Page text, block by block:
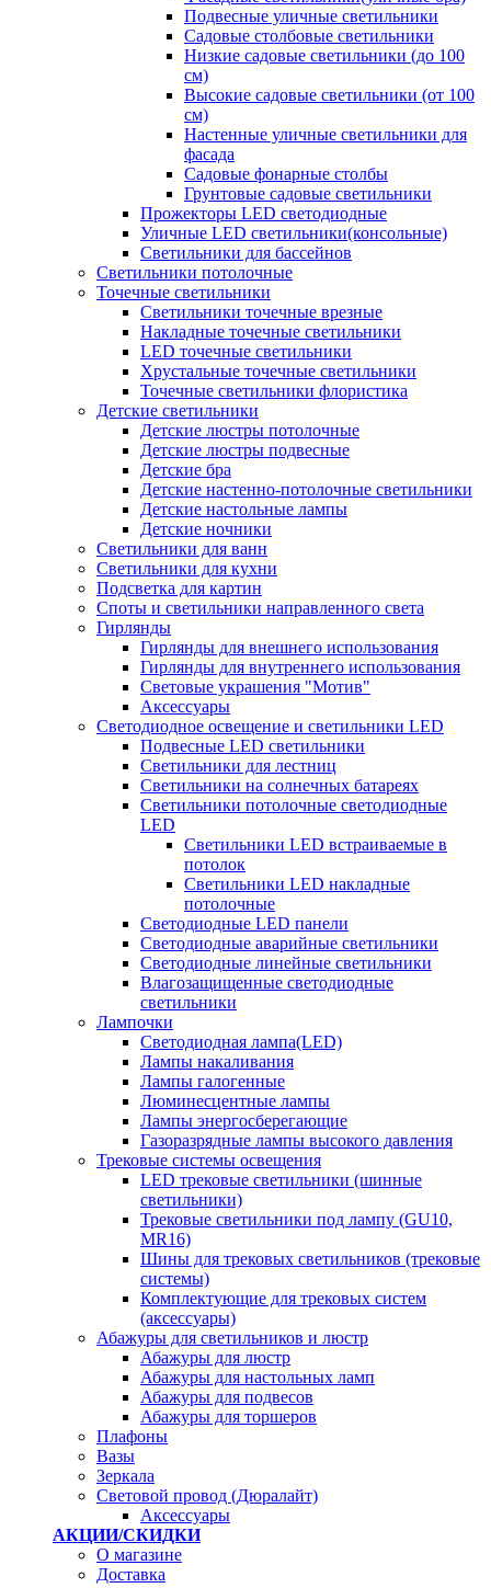
Подвесные уличные светильники
Садовые столбовые светильники
Низкие садовые светильники (до 100
см)
Высокие садовые светильники (от 100
см)
Настенные уличные светильники для
фасада
Садовые фонарные столбы
Грунтовые садовые светильники
Прожекторы LED светодиодные
Уличные LED светильники(консольные)
Светильники для бассейнов
Светильники потолочные
Точечные светильники
Светильники точечные врезные
Накладные точечные светильники
LED точечные светильники
Хрустальные точечные светильники
Точечные светильники флористика
Детские светильники
Детские люстры потолочные
Детские люстры подвесные
Детские бра
Детские настенно-потолочные светильники
Детские настольные лампы
Детские ночники
Светильники для ванн
Светильники для кухни
Подсветка для картин
Споты и светильники направленного света
Гирлянды
Гирлянды для внешнего использования
Гирлянды для внутреннего использования
Световые украшения "Мотив"
Аксессуары
Светодиодное освещение и светильники LED
Подвесные LED светильники
Светильники для лестниц
Светильники на солнечных батареях
Светильники потолочные светодиодные
LED
Cветильники LED встраиваемые в
потолок
Светильники LED накладные
потолочные
Светодиодные LED панели
Светодиодные аварийные светильники
Светодиодные линейные светильники
Влагозащищенные светодиодные
светильники
Лампочки
Светодиодная лампа(LED)
Лампы накаливания
Лампы галогенные
Люминесцентные лампы
Лампы энергосберегающие
Газоразрядные лампы высокого давления
Трековые системы освещения
LED трековые светильники (шинные
светильники)
Трековые светильники под лампу (GU10,
MR16)
Шины для трековых светильников (трековые
системы)
Комплектующие для трековых систем
(аксессуары)
Абажуры для светильников и люстр
Абажуры для люстр
Абажуры для настольных ламп
Абажуры для подвесов
Абажуры для торшеров
Плафоны
Вазы
Зеркала
Световой провод (Дюралайт)
Аксессуары
АКЦИИ/СКИДКИ
О магазине
Доставка